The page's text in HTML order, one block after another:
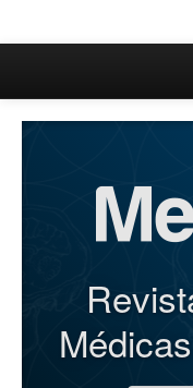
Inicio
Iniciar sesión
Registrarse